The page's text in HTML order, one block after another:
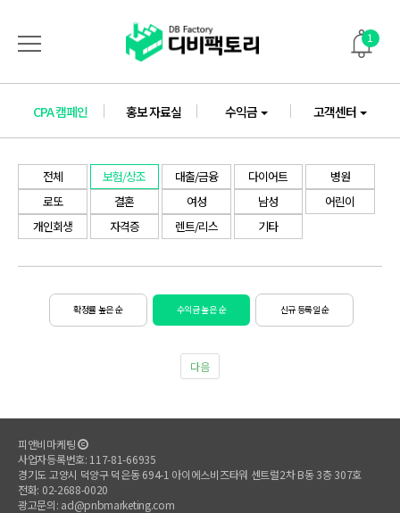
1
CPA 캠페인 홍보 자료실 수익금 고객센터
전체 보험/상조 대출/금융 다이어트
병원
로또
결혼 여성 남성
어린이
개인회생
자격증 렌트/리스 기타
확정률 높은 순 수익금 높은 순 신규 등록일 순
다음
피앤비마케팅
사업자등록번호: 117-81-66935
경기도 고양시 덕양구 덕은동 694-1 아이에스비즈타워 센트럴2차 B동 3층 307호
전화: 02-2688-0020
광고문의: ad@pnbmarketing.com